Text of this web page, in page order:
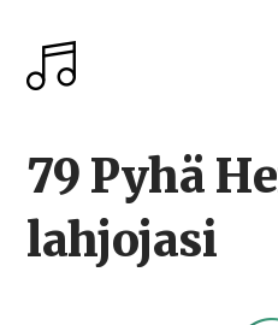
79 Pyhä
lahjojasi